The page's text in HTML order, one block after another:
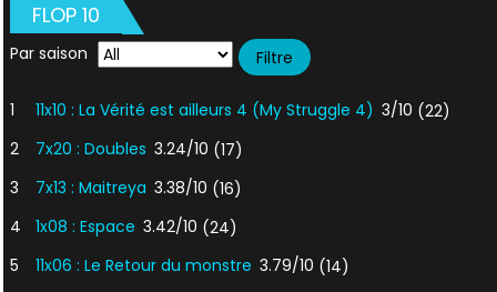
FLOP 10
Par saison
1 11x10 : La Vérité est ailleurs 4 (My Struggle 4) 3/10 (22)
2
7x20 : Doubles 3.24/10 (17)
3
7x13 : Maitreya 3.38/10 (16)
4
1x08 : Espace 3.42/10 (24)
5
11x06 : Le Retour du monstre 3.79/10 (14)